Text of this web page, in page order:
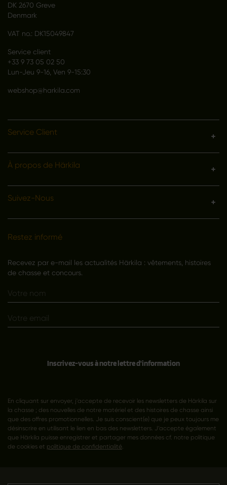
DK 2670 Greve
Denmark
VAT no.: DK15049847
Service client
+33 9 73 05 02 50
Lun-Jeu 9-16, Ven 9-15:30
webshop@harkila.com
Service Client
À propos de Härkila
Suivez-Nous
Restez informé
Recevez par e-mail les actualités Härkila : vêtements, histoires
de chasse et concours.
Inscrivez-vous à notre lettre d'information
En cliquant sur envoyer, j'accepte de recevoir les newsletters de Härkila sur
la chasse ; des nouvelles de notre matériel et des histoires de chasse ainsi
que des offres promotionnelles. Je suis conscient(e) que je peux toujours me
désinscrire en utilisant le lien en bas des newsletters. J’accepte également
que Härkila puisse enregistrer et partager mes données cf. notre politique
de cookies et politique de confidentialité.